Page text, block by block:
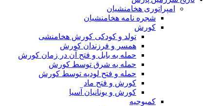
امپراتوری هخامنشیان
شجره نامه هخامنشیان
کورش
تولد و کودکی کورش هخامنشی
همسر و فرزندان کورش
حمله به بابل و فتح آن در زمان کورش
حمله به شرق توسط کورش
حمله و فتح لودیه توسط کورش
کورش و فتح ماد
کورش و یونانیان آسیا
کمبوجیه